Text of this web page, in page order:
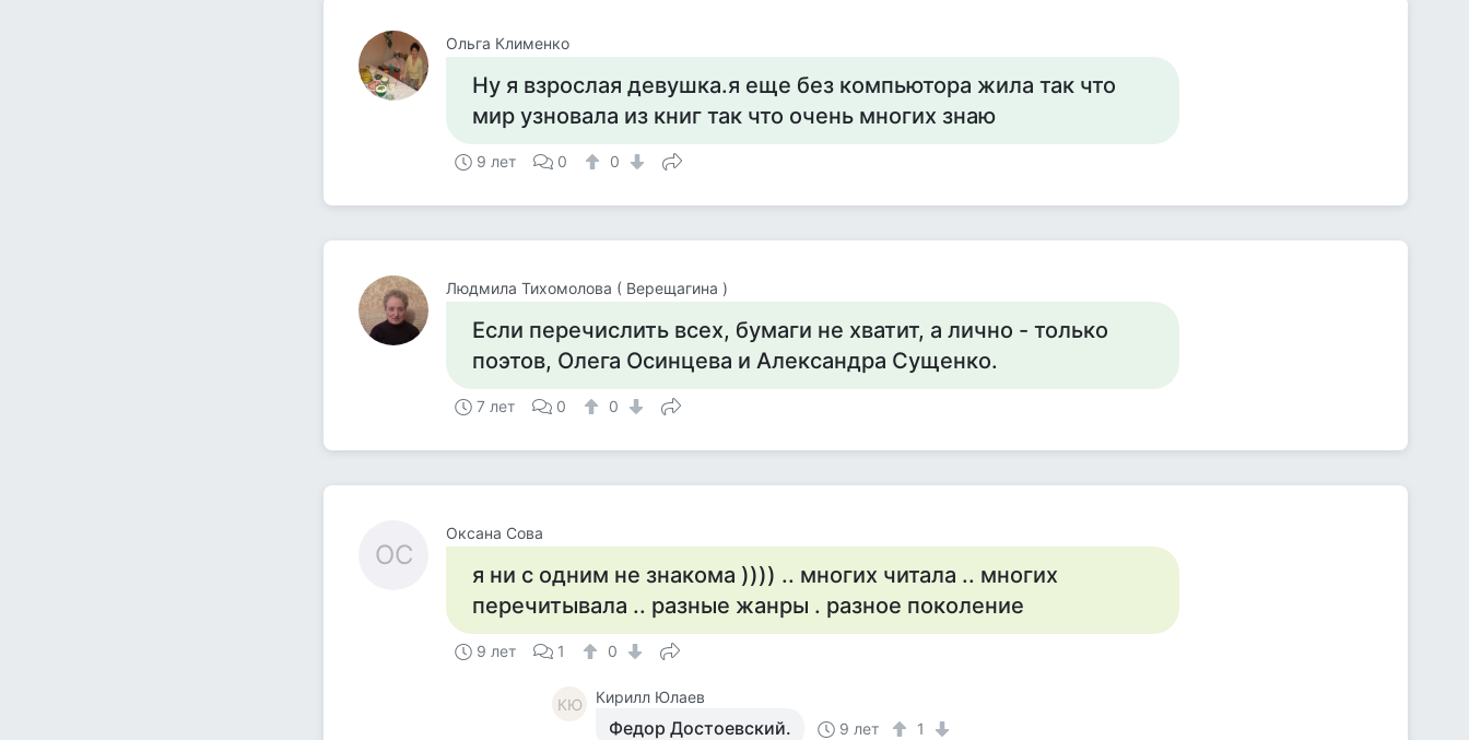
Ольга Клименко
Ну я взрослая девушка.я еще без компьютора жила так что
мир узновала из книг так что очень многих знаю
9 лет 0 0
Людмила Тихомолова ( Верещагина )
Если перечислить всех, бумаги не хватит, а лично - только
поэтов, Олега Осинцева и Александра Сущенко.
7 лет 0 0
ОС
Оксана Сова
я ни с одним не знакома )))) .. многих читала .. многих
перечитывала .. разные жанры . разное поколение
9 лет 1 0
КЮ Кирилл Юлаев
Федор Достоевский. 9 лет 1